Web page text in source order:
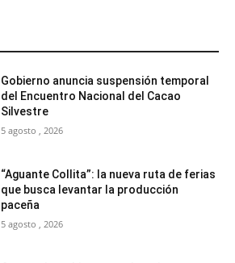
Gobierno anuncia suspensión temporal
del Encuentro Nacional del Cacao
Silvestre
5 agosto , 2026
“Aguante Collita”: la nueva ruta de ferias
que busca levantar la producción
paceña
5 agosto , 2026